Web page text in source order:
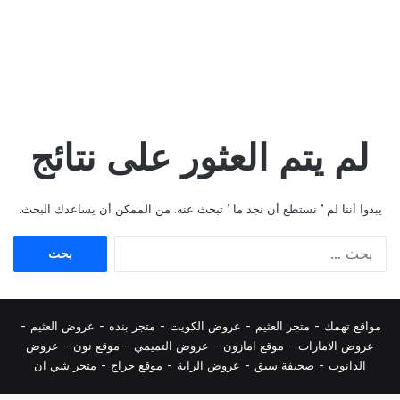
لم يتم العثور على نتائج
يبدوا أننا لم ’ نستطع أن نجد ما ’ تبحث عنه. من الممكن أن يساعدك البحث.
مواقع تهمك - متجر العثيم - عروض الكويت - متجر بنده - عروض العثيم -
عروض الامارات - موقع امازون - عروض التميمي - موقع نون - عروض
الدانوب - صحيفة سبق - عروض الراية - موقع حراج - متجر شي ان